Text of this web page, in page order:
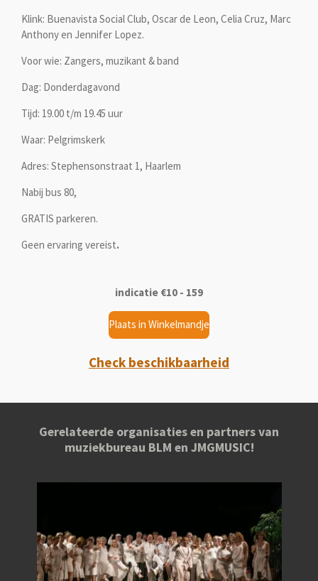
Klink: Buenavista Social Club, Oscar de Leon, Celia Cruz, Marc
Anthony en Jennifer Lopez.
Voor wie: Zangers, muzikant & band
Dag: Donderdagavond
Tijd: 19.00 t/m 19.45 uur
Waar: Pelgrimskerk
Adres: Stephensonstraat 1, Haarlem
Nabij bus 80,
GRATIS parkeren.
Geen ervaring vereist.
indicatie €10 - 159
Plaats in Winkelmandje
Check beschikbaarheid
Gerelateerde organisaties en partners van
muziekbureau BLM en JMGMUSIC!